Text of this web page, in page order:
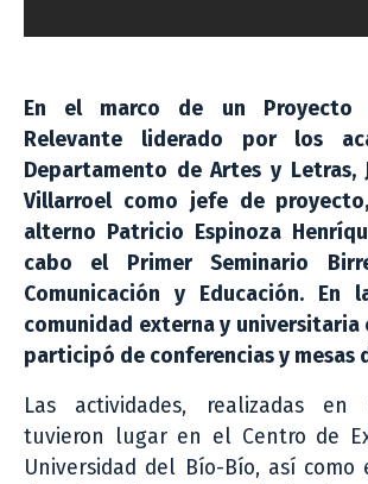
En el marco de un Proyecto
Relevante liderado por los
Departamento de Artes y Letras,
Villarroel como jefe de
alterno Patricio Espinoza
cabo el Primer Seminario
Comunicación y Educación. En
comunidad externa y universitaria
participó de conferencias y mesas
Las actividades, realizadas en
tuvieron lugar en el Centro de
Universidad del Bío-Bío, así como